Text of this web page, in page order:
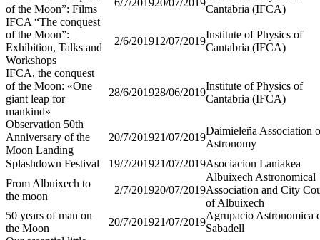
of the Moon”: Films
Cantabria (IFCA)
IFCA “The conquest
of the Moon”:
Exhibition, Talks and
Workshops
2/6/201912/07/2019
Institute of Physics of
Cantabria (IFCA)
IFCA, the conquest
of the Moon: «One
giant leap for
mankind»
28/6/201928/06/2019
Institute of Physics of
Cantabria (IFCA)
Observation 50th
Anniversary of the
Moon Landing
20/7/201921/07/2019
Daimieleña Association
Astronomy
Splashdown Festival
19/7/201921/07/2019Asociacion Laniakea
From Albuixech to
the moon
2/7/201920/07/2019
Albuixech Astronomical
Association and City
of Albuixech
50 years of man on
the Moon
20/7/201921/07/2019
Agrupacio Astronomica
Sabadell